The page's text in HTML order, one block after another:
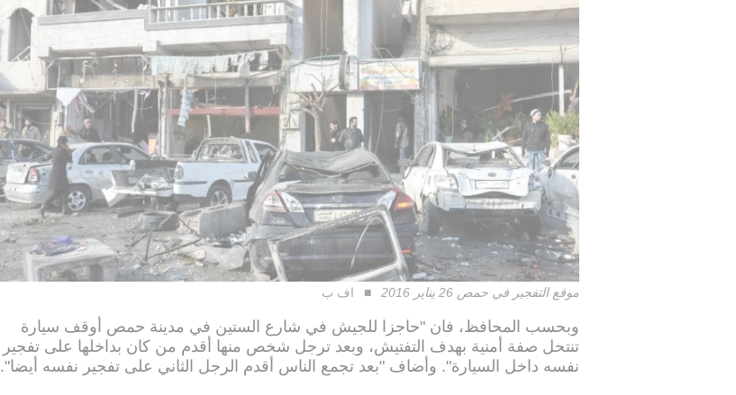
موقع التفجير في حمص 26 يناير 2016 اف ب
وبحسب المحافظ، فان "حاجزا للجيش في شارع الستين في مدينة حمص أوقف سيارة
تنتحل صفة أمنية بهدف التفتيش، وبعد ترجل شخص منها أقدم من كان بداخلها على تفجير
نفسه داخل السيارة". وأضاف "بعد تجمع الناس أقدم الرجل الثاني على تفجير نفسه أيضا".